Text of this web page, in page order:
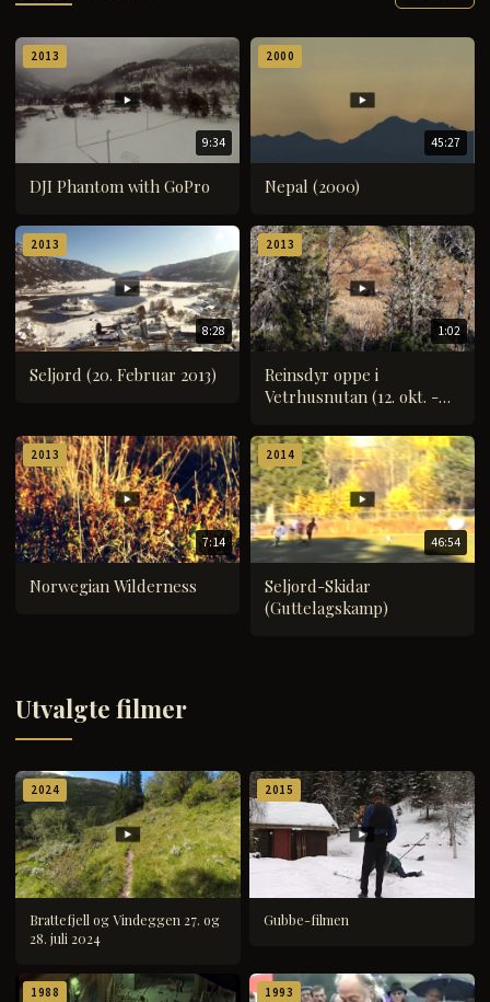
2013
9:34
DJI Phantom with GoPro
2000
45:27
Nepal (2000)
2013
8:28
Seljord (20. Februar 2013)
2013
1:02
Reinsdyr oppe i
Vetrhusnutan (12. okt. -
2013
7:14
Norwegian Wilderness
2014
46:54
Seljord-Skidar
(Guttelagskamp)
Utvalgte filmer
2024
Brattefjell og Vindeggen 27. og
28. juli 2024
2015
Gubbe-filmen
1988 1993